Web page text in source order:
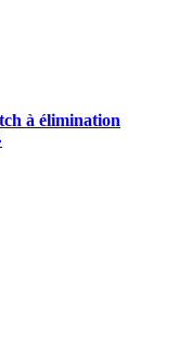
à élimination